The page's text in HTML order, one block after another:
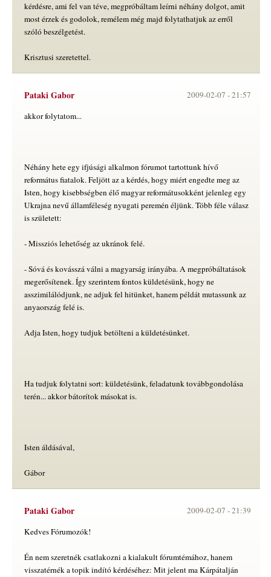
kérdésre, ami fel van téve, megpróbáltam leírni néhány dolgot, amit
most érzek és godolok, remélem még majd folytathatjuk az erről
szóló beszélgetést.
Krisztusi szeretettel.
Pataki Gabor 2009-02-07 -21:57
akkor folytatom...
Néhány hete egy ifjúsági alkalmon fórumot tartottunk hívő
református fiatalok. Feljött az a kérdés, hogy miért engedte meg az
Isten, hogy kisebbségben élő magyar reformátusokként jelenleg egy
Ukrajna nevű államféleség nyugati peremén éljünk. Több féle válasz
is született:
- Missziós lehetőség az ukránok felé.
- Sóvá és kovásszá válni a magyarság irányába. A megpróbáltatások
megerősítenek. Így szerintem fontos küldetésünk, hogy ne
asszimilálódjunk, ne adjuk fel hitünket, hanem példát mutassunk az
anyaország felé is.
Adja Isten, hogy tudjuk betölteni a küldetésünket.
Ha tudjuk folytatni sort: küldetésünk, feladatunk továbbgondolása
terén... akkor bátorítok másokat is.
Isten áldásával,
Gábor
Pataki Gabor 2009-02-07 -21:39
Kedves Fórumozók!
Én nem szeretnék csatlakozni a kialakult fórumtémához, hanem
visszatérnék a topik indító kérdéséhez: Mit jelent ma Kárpátalján